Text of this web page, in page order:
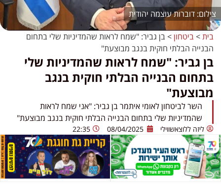
דוברות עוצמה יהודית
בית>ביטחון>בן גביר: "שמח לראות שהמדיניות שלי בתחום
הבנייה הבלתי חוקית בנגב מבוצעת"
בן גביר: "שמח לראות שהמדיניות שלי
בתחום הבנייה הבלתי חוקית בנגב
מבוצעת"
השר לביטחון לאומי איתמר בן גביר: "אני שמח לראות
שהמדיניות שלי בתחום הבנייה הבלתי חוקית בנגב מבוצעת"
ליזה ללוצאשווילי 08/04/2025
22:35